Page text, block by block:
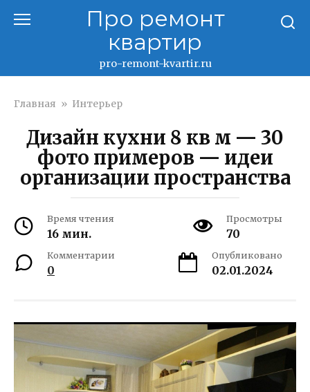
Про ремонт
квартир
pro-remont-kvartir.ru
Главная » Интерьер
Дизайн кухни 8 кв м — 30
фото примеров — идеи
организации пространства
Время чтения
16 мин.
Просмотры
70
Комментарии
0
Опубликовано
02.01.2024